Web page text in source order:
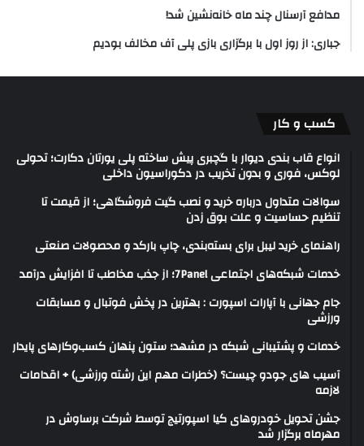
مدافع آرسنال چند ماه خانه‌نشین شد!
جباری: از روز اول با برگزاری بازی پلی آف مخالف بودیم
کسب و کار
انواع قاب بندی دیوار با گچبری پیش ساخته پلی یورتان دکارت؛ تحولی
لوکس، فوری و بدون تخریب در دکوراسیون داخلی
سوالات متداول درباره خرید و نصب گیت فروشگاهی؛ از قیمت تا
تنظیم حساسیت و علت بوق زدن
راهنمای خرید لیبل برای بسته‌بندی، چاپ بارکد و محصولات صنعتی
خدمات شبکه‌های اجتماعی 7Panel؛ از جذب مخاطب تا افزایش درآمد
جام جهانی با آپارات اسپورت : بهترین در پخش فوتبال و مسابقات
ورزشی
خدمات و پشتیبانی شبکه در مشهد؛ ستون پنهان کسب‌وکارهای پایدار
آسیب های جودو چیست؟ (خطرات مهم این رشته ورزشی) + اقدامات
لازمه
جشن تحویل خودروهای کیا اسپورتیج توسط شرکت برساوش در
مهرماه برگزار شد